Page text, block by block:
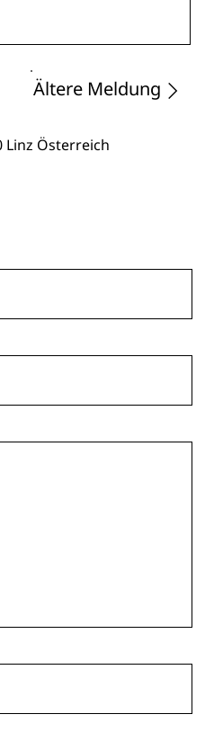
Ältere Meldung
Linz Österreich